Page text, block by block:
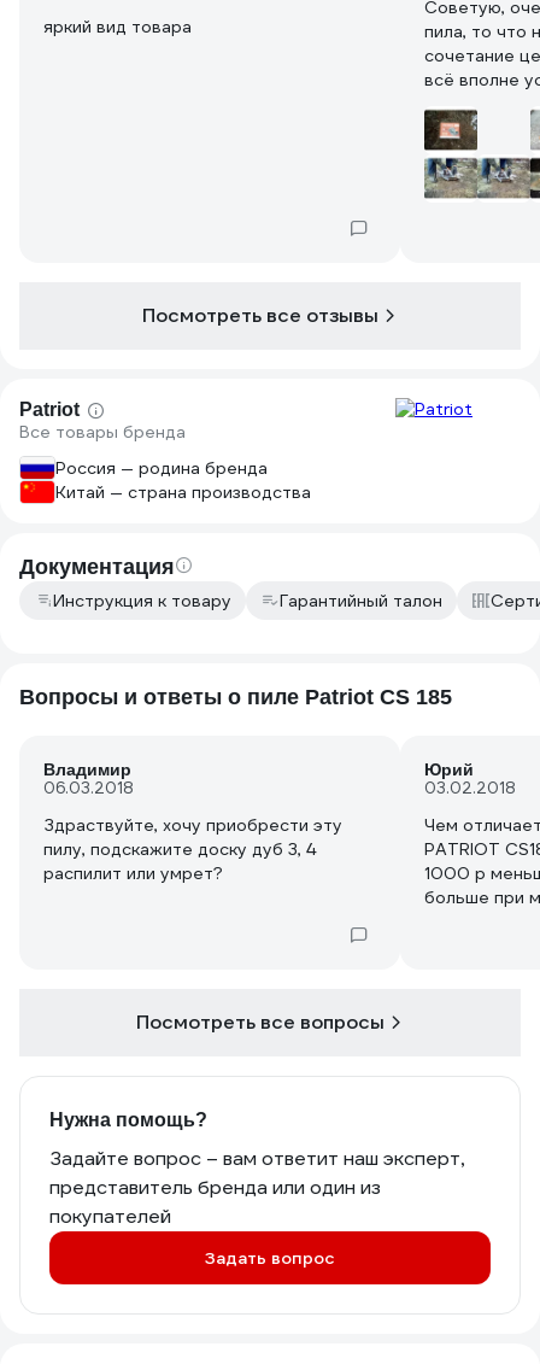
яркий вид товара
Советую,
пила, то что
сочетание
всё вполне
Посмотреть все отзывы
Patriot
Все товары бренда
Россия — родина бренда
Китай — страна производства
Документация
Инструкция к товару Гарантийный талон
Вопросы и ответы о пиле Patriot CS 185
Владимир
06.03.2018
Здраствуйте, хочу приобрести эту
пилу, подскажите доску дуб 3, 4
распилит или умрет?
Юрий
03.02.2018
Чем
PATRIOT
1000 р
больше при
Посмотреть все вопросы
Нужна помощь?
Задайте вопрос – вам ответит наш эксперт,
представитель бренда или один из
покупателей
Задать вопрос